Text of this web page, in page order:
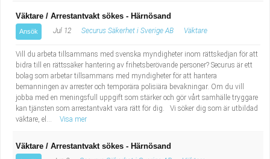
Väktare / Arrestantvakt sökes - Härnösand
Ansök Jul 12 Securus Säkerhet i Sverige AB Väktare
Vill du arbeta tillsammans med svenska myndigheter inom rättskedjan för att
bidra till en rättssäker hantering av frihetsberövande personer? Securus är ett
bolag som arbetar tillsammans med myndigheter för att hantera
bemanningen av arrester och temporära polisiära bevakningar. Om du vill
jobba med en meningsfull uppgift som stärker och gör vårt samhälle tryggare
kan tjänsten som arrestantvakt vara rätt för dig. Vi söker dig som är utbildad
väktare, el...
Visa mer
Väktare / Arrestantvakt sökes - Härnösand